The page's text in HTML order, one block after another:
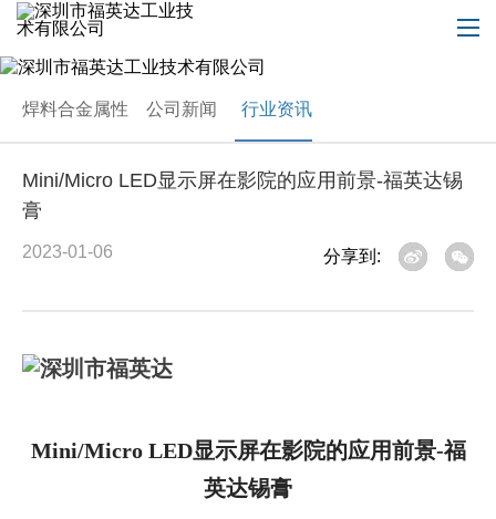
焊料合金属性 公司新闻 行业资讯
Mini/Micro LED显示屏在影院的应用前景-福英达锡
膏
2023-01-06 分享到:
Mini/Micro LED显示屏在影院的应用前景-福
英达锡膏